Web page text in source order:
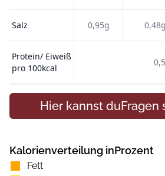
Salz 0,95g 0,48g
Protein/ Eiweiß
pro 100kcal
Hier kannst duFragen
Kalorienverteilung inProzent
Fett